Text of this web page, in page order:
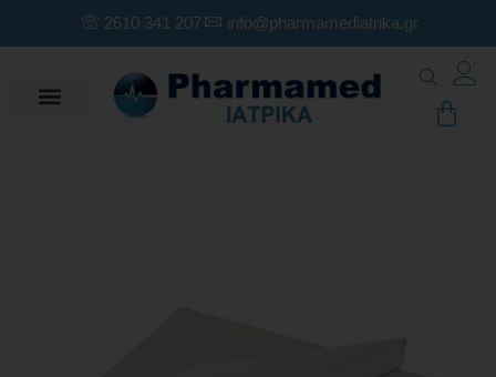
2610 341 207 info@pharmamediatrika.gr